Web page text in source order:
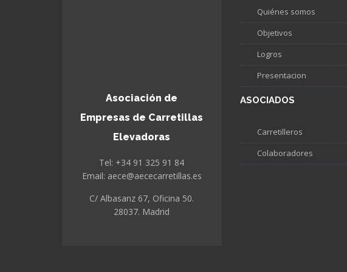
Asociación de
Empresas de Carretillas
Elevadoras
Tel: +34 91 325 91 84
Email: aece@aececarretillas.es
C/ Albasanz 67, Oficina 50.
28037. Madrid
Quiénes somos
Objetivos
Logros
Presentacion
ASOCIADOS
Carretilleros
Colaboradores